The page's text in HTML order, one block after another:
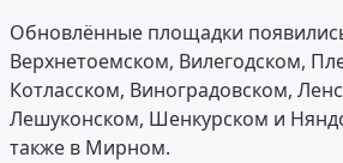
Обновлённые площадки
Верхнетоемском, Вилегодском,
Котласском, Виноградовском,
Лешуконском, Шенкурском и
также в Мирном.